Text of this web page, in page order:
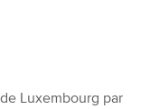
Luxembourg par